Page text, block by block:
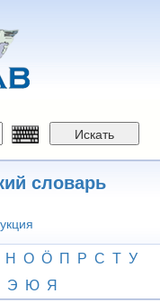
Искать
словарь
Н О Ӧ П Р С Т У
Э Ю Я